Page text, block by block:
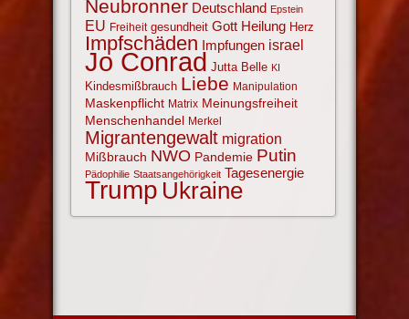
Neubronner Deutschland Epstein
EU Freiheit gesundheit Gott Heilung Herz
Impfschäden Impfungen israel
Jo Conrad Jutta Belle KI
Kindesmißbrauch Liebe Manipulation
Maskenpflicht Matrix Meinungsfreiheit
Menschenhandel Merkel
Migrantengewalt migration
Mißbrauch NWO Pandemie Putin
Pädophilie Staatsangehörigkeit Tagesenergie
Trump Ukraine